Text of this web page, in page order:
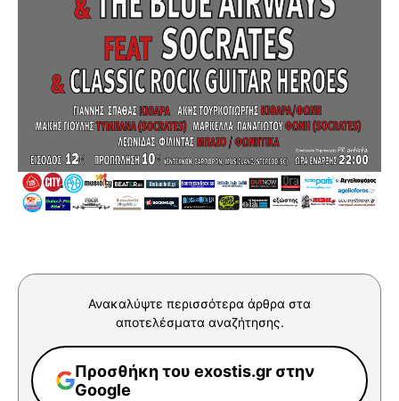
Ανακαλύψτε περισσότερα άρθρα στα
αποτελέσματα αναζήτησης.
Προσθήκη του exostis.gr στην
Google